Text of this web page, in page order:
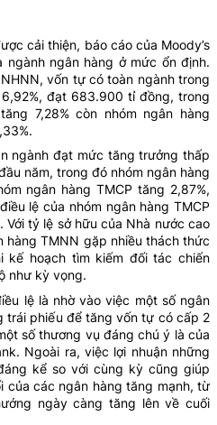
cải thiện, báo cáo của Moody’s
ngân hàng ở mức ổn định.
vốn tự có toàn ngành trong
đạt 683.900 tỉ đồng, trong
7,28% còn nhóm ngân hàng
ngành đạt mức tăng trưởng thấp
năm, trong đó nhóm ngân hàng
ngân hàng TMCP tăng 2,87%,
lệ của nhóm ngân hàng TMCP
tỷ lệ sở hữu của Nhà nước cao
TMNN gặp nhiều thách thức
kế hoạch tìm kiếm đối tác chiến
như kỳ vọng.
lệ là nhờ vào việc một số ngân
trái phiếu để tăng vốn tự có cấp 2
số thương vụ đáng chú ý là của
Ngoài ra, việc lợi nhuận những
kể so với cùng kỳ cũng giúp
của các ngân hàng tăng mạnh, từ
ngày càng tăng lên về cuối